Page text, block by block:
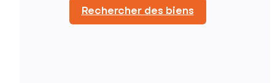
Rechercher des biens